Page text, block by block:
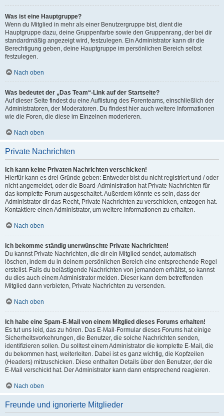
Was ist eine Hauptgruppe?
Wenn du Mitglied in mehr als einer Benutzergruppe bist, dient die
Hauptgruppe dazu, deine Gruppenfarbe sowie den Gruppenrang, der bei dir
standardmäßig angezeigt wird, festzulegen. Ein Administrator kann dir die
Berechtigung geben, deine Hauptgruppe im persönlichen Bereich selbst
festzulegen.
Nach oben
Was bedeutet der „Das Team“-Link auf der Startseite?
Auf dieser Seite findest du eine Auflistung des Forenteams, einschließlich der
Administratoren, der Moderatoren. Du findest hier auch weitere Informationen
wie die Foren, die diese im Einzelnen moderieren.
Nach oben
Private Nachrichten
Ich kann keine Privaten Nachrichten verschicken!
Hierfür kann es drei Gründe geben: Entweder bist du nicht registriert und / oder
nicht angemeldet, oder die Board-Administration hat Private Nachrichten für
das komplette Forum ausgeschaltet. Außerdem könnte es sein, dass der
Administrator dir das Recht, Private Nachrichten zu verschicken, entzogen hat.
Kontaktiere einen Administrator, um weitere Informationen zu erhalten.
Nach oben
Ich bekomme ständig unerwünschte Private Nachrichten!
Du kannst Private Nachrichten, die dir ein Mitglied sendet, automatisch
löschen, indem du in deinem persönlichen Bereich eine entsprechende Regel
erstellst. Falls du belästigende Nachrichten von jemandem erhältst, so kannst
du dies auch einem Administrator melden. Dieser kann dem betreffenden
Mitglied dann verbieten, Private Nachrichten zu versenden.
Nach oben
Ich habe eine Spam-E-Mail von einem Mitglied dieses Forums erhalten!
Es tut uns leid, das zu hören. Das E-Mail-Formular dieses Forums hat einige
Sicherheitsvorkehrungen, die Benutzer, die solche Nachrichten senden,
identifizieren sollen. Du solltest einem Administrator die komplette E-Mail, die
du bekommen hast, weiterleiten. Dabei ist es ganz wichtig, die Kopfzeilen
(Headers) mitzuschicken. Diese enthalten Details über den Benutzer, der die
E-Mail verschickt hat. Der Administrator kann dann entsprechend reagieren.
Nach oben
Freunde und ignorierte Mitglieder